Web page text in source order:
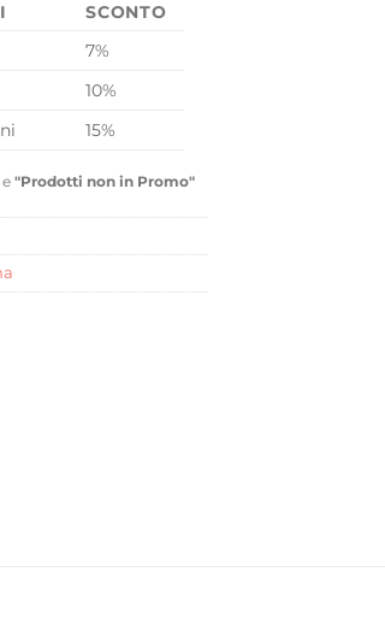
SCONTO
7%
10%
15%
e "Prodotti non in Promo"